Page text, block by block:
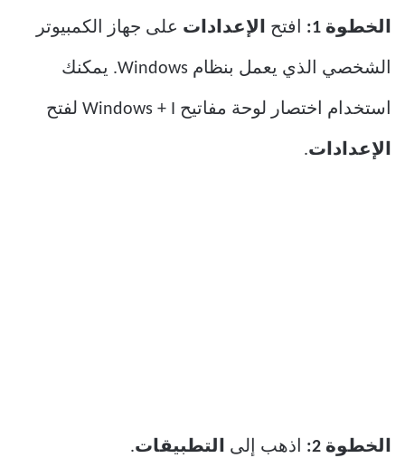
الخطوة 1: افتح الإعدادات على جهاز الكمبيوتر
الشخصي الذي يعمل بنظام Windows. يمكنك
استخدام اختصار لوحة مفاتيح Windows + I لفتح
الإعدادات.
الخطوة 2: اذهب إلى التطبيقات.